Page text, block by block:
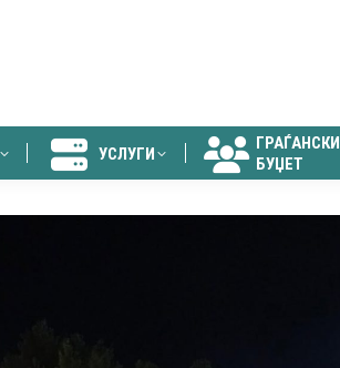
УСЛУГИ
ГРАЃАНСКИ
БУЏЕТ